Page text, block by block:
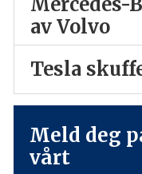
av Volvo
Tesla
Meld deg
vårt